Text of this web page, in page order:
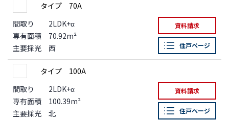
タイプ 70A
間取り
2LDK+α
専有面積
70.92m²
主要採光
西
資料請求
住戸ページ
タイプ 100A
間取り
2LDK+α
専有面積
100.39m²
主要採光
北
資料請求
住戸ページ